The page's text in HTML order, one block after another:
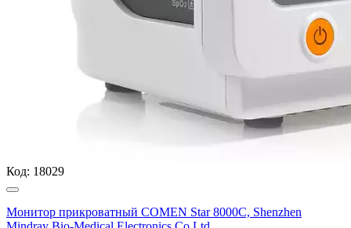
Код: 18029
Монитор прикроватный COMEN Star 8000C, Shenzhen